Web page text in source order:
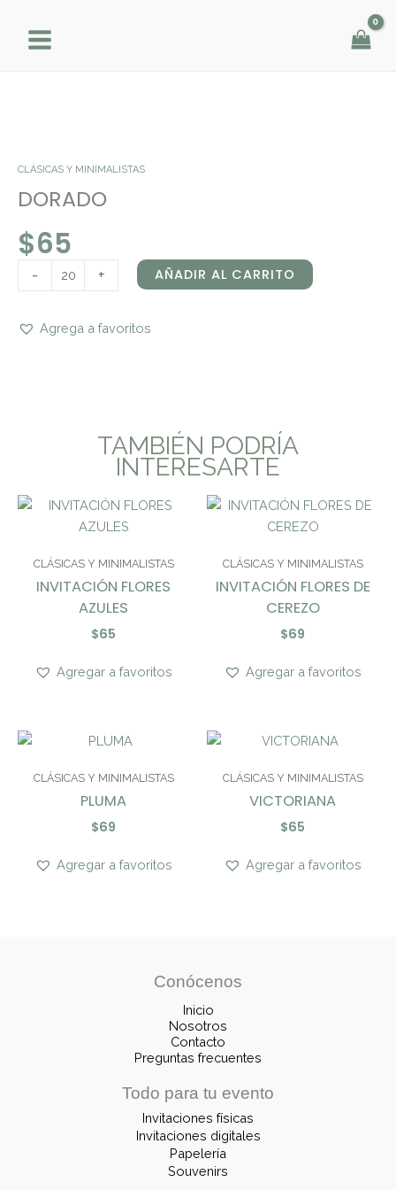
contenido
CLÁSICAS Y MINIMALISTAS
DORADO
$65
- + AÑADIR AL CARRITO
Agrega a favoritos
TAMBIÉN PODRÍA
INTERESARTE
CLÁSICAS Y MINIMALISTAS
INVITACIÓN FLORES
AZULES
$65
Agregar a favoritos
CLÁSICAS Y MINIMALISTAS
INVITACIÓN FLORES DE
CEREZO
$69
Agregar a favoritos
CLÁSICAS Y MINIMALISTAS
PLUMA
$69
Agregar a favoritos
CLÁSICAS Y MINIMALISTAS
VICTORIANA
$65
Agregar a favoritos
Conócenos
Inicio
Nosotros
Contacto
Preguntas frecuentes
Todo para tu evento
Invitaciones físicas
Invitaciones digitales
Papelería
Souvenirs